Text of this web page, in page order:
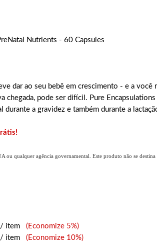
Nutrients - 60 Capsules
dar ao seu bebê em crescimento - e a
chegada, pode ser difícil. Pure
a gravidez e também durante a
ou qualquer agência governamental. Este produto não se
/ item (Economize 5%)
/ item (Economize 10%)